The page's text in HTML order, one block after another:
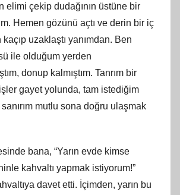
elimi çekip dudağının üstüne bir
Hemen gözünü açtı ve derin bir iç
uzaklaştı yanımdan. Ben
ile olduğum yerden
donup kalmıştım. Tanrım bir
işler gayet yolunda, tam istediğim
mutlu sona doğru ulaşmak
bana, “Yarın evde kimse
kahvaltı yapmak istiyorum!”
davet etti. İçimden, yarın bu